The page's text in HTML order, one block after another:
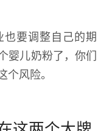
要调整自己的期
婴儿奶粉了，你们
风险。